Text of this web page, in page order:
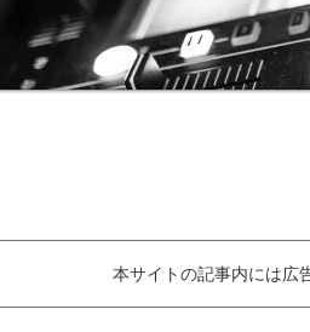
本サイトの記事内には広